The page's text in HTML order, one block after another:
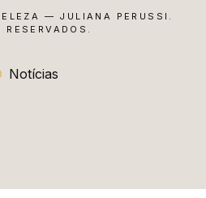
— JULIANA PERUSSI.
Notícias